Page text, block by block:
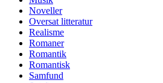
Noveller
Oversat litteratur
Realisme
Romaner
Romantik
Romantisk
Samfund